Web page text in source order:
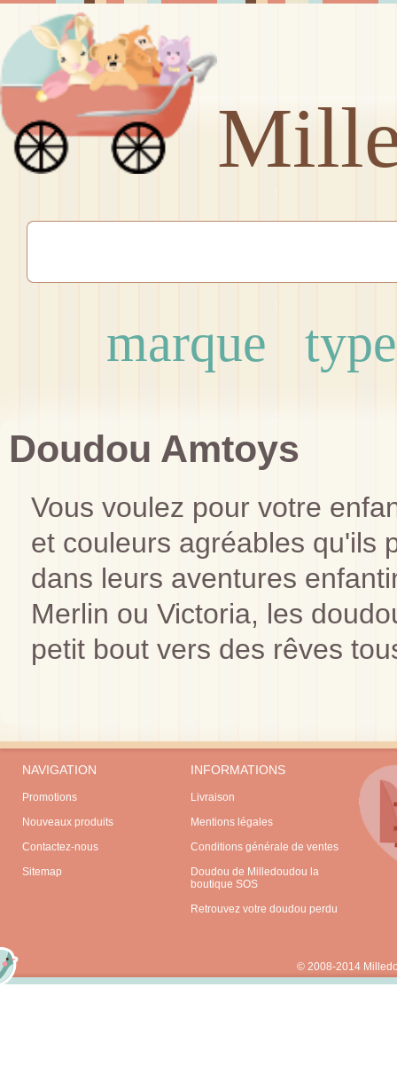
marque type
Doudou Amtoys
Vous voulez pour votre
et couleurs agréables qu'ils
dans leurs aventures
Merlin ou Victoria, les
petit bout vers des rêves
NAVIGATION
Promotions
Nouveaux produits
Contactez-nous
Sitemap
INFORMATIONS
Livraison
Mentions légales
Conditions générale de ventes
Doudou de Milledoudou la
boutique SOS
Retrouvez votre doudou perdu
© 2008-2014